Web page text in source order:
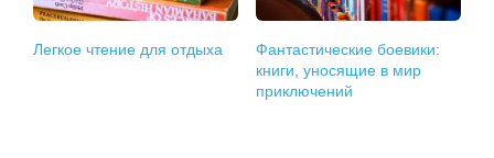
Легкое чтение для отдыха
Фантастические боевики:
книги, уносящие в мир
приключений